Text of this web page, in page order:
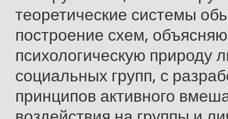
теоретические системы
построение схем,
психологическую природу
социальных групп, с
принципов активного